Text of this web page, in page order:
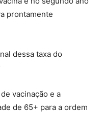
prontamente
dessa taxa do
vacinação e a
de 65+ para a ordem